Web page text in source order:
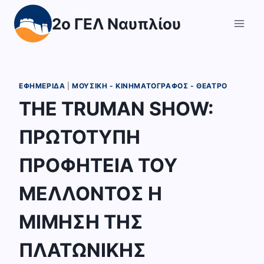
content
2ο ΓΕΛ Ναυπλίου
ΕΦΗΜΕΡΊΔΑ |ΜΟΥΣΙΚΉ - ΚΙΝΗΜΑΤΟΓΡΆΦΟΣ - ΘΈΑΤΡΟ
THE TRUMAN SHOW:
ΠΡΩΤΟΤΥΠΗ
ΠΡΟΦΗΤΕΙΑ ΤΟΥ
ΜΕΛΛΟΝΤΟΣ Η
ΜΙΜΗΣΗ ΤΗΣ
ΠΛΑΤΩΝΙΚΗΣ